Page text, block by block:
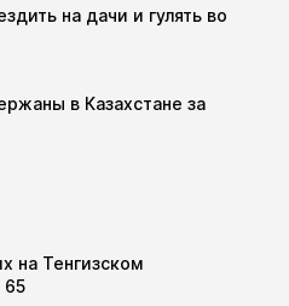
на дачи и гулять во
в Казахстане за
на Тенгизском
65